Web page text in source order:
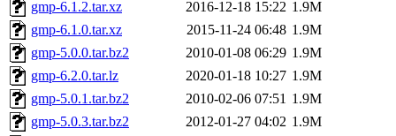
gmp-6.1.2.tar.xz 2016-12-18 15:22 1.9M
gmp-6.1.0.tar.xz
2015-11-24 06:48 1.9M
gmp-5.0.0.tar.bz2
2010-01-08 06:29 1.9M
gmp-6.2.0.tar.lz
2020-01-18 10:27 1.9M
gmp-5.0.1.tar.bz2
2010-02-06 07:51 1.9M
gmp-5.0.3.tar.bz2
2012-01-27 04:02 1.9M